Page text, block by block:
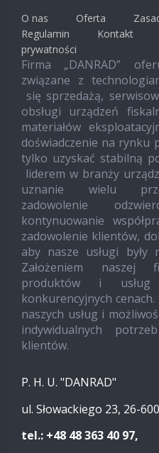
O nas Oferta
Regulamin
Kontakt
prywatności
Firma „DANRAD”
związane z
się sprzedażą,
obsługi urządzeń
materiałów
doświadczenie na rynku
tylko uzyskać stabilną
liderem w branży
uznanie wielu
zadowolenie
kontynuowanie
zadowolenie klientów,
aby nasze usługi były
Założeniem naszej
produktów i
konkurencyjnych
naszych usług i
indywidualnych
klientów.
P. H. U. "DANRAD"
ul. Słowackiego 23, 26-
tel.: +48 48 363 40 97,